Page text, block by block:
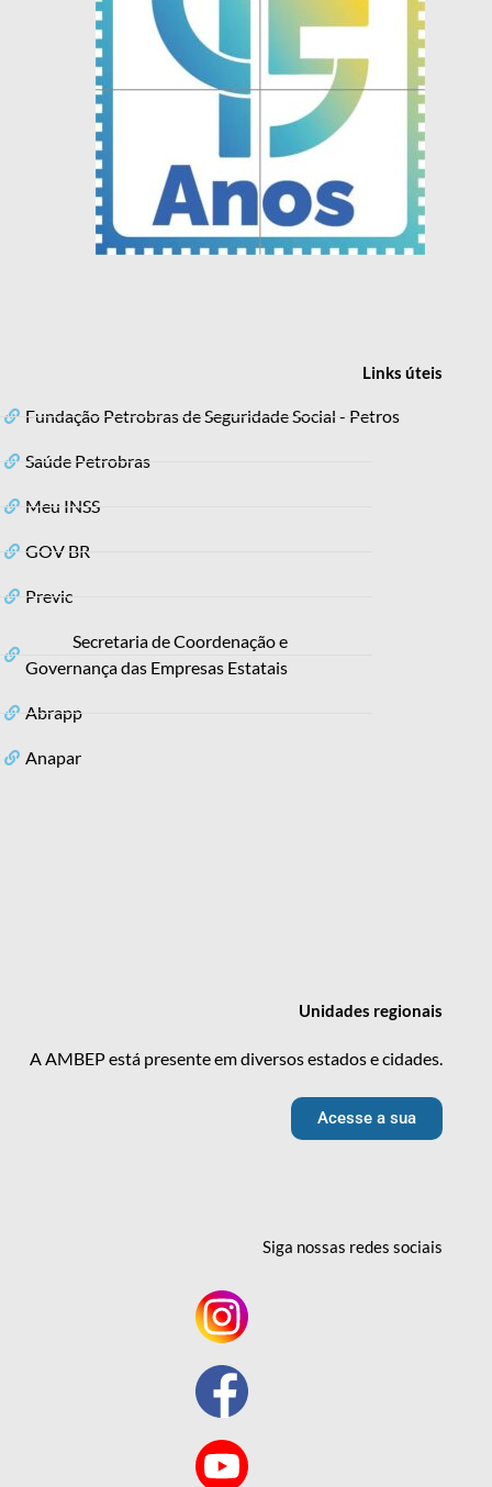
Linksúteis
Fundação Petrobras de Seguridade Social - Petros
Saúde Petrobras
Meu INSS
GOV BR
Previc
Secretaria de Coordenação e
Governança das Empresas Estatais
Abrapp
Anapar
Unidades regionais
A AMBEP está presente em diversos estados e cidades.
Acesse a sua
Siga nossas redessociais